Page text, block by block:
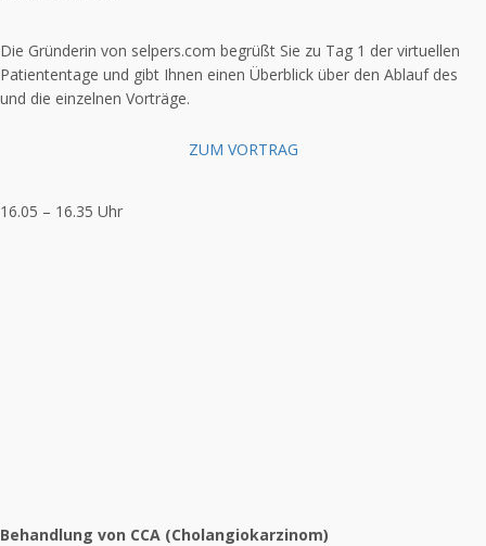
Die Gründerin von selpers.com begrüßt Sie zu Tag 1 der virtuellen
Patiententage und gibt Ihnen einen Überblick über den Ablauf des
und die einzelnen Vorträge.
ZUM VORTRAG
16.05 – 16.35 Uhr
Behandlung von CCA (Cholangiokarzinom)